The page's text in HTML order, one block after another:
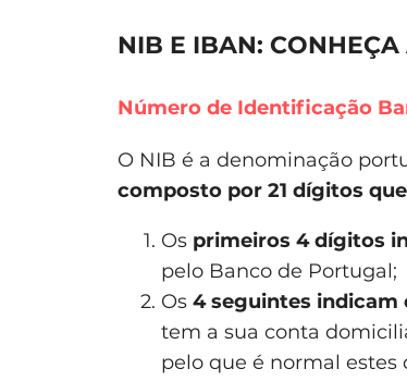
NIB E IBAN: CONHEÇA
Número de Identificação
O NIB é a denominação
composto por 21 dígitos
Os primeiros 4 dígitos
pelo Banco de Portugal;
Os 4 seguintes indicam
tem a sua conta
pelo que é normal estes